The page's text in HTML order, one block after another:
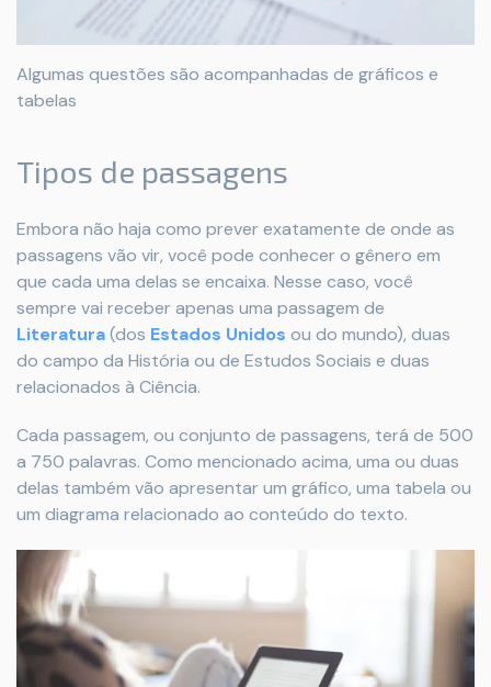
Algumas questões são acompanhadas de gráficos e
tabelas
Tipos de passagens
Embora não haja como prever exatamente de onde as
passagens vão vir, você pode conhecer o gênero em
que cada uma delas se encaixa. Nesse caso, você
sempre vai receber apenas uma passagem de
Literatura(dos Estados Unidos ou do mundo), duas
do campo da História ou de Estudos Sociais e duas
relacionados à Ciência.
Cada passagem, ou conjunto de passagens, terá de 500
a 750 palavras. Como mencionado acima, uma ou duas
delas também vão apresentar um gráfico, uma tabela ou
um diagrama relacionado ao conteúdo do texto.